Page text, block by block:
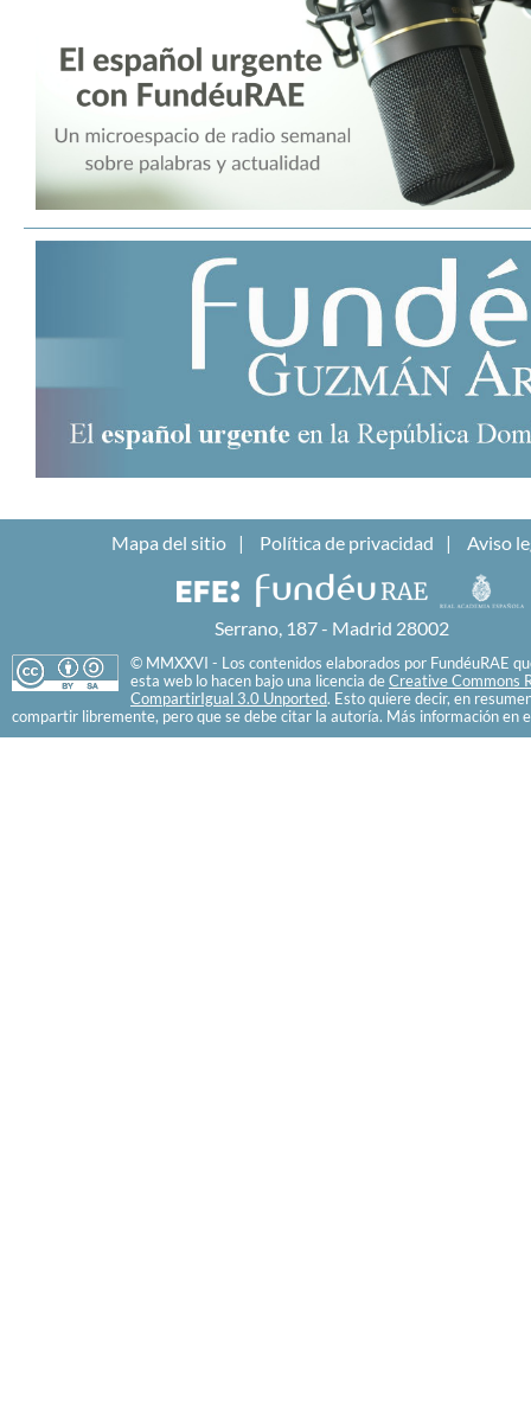
Mapa del sitio Política de privacidad Aviso
Serrano, 187 - Madrid 28002
© MMXXVI - Los contenidos elaborados por FundéuRAE
esta web lo hacen bajo una licencia de Creative Commons
CompartirIgual 3.0 Unported. Esto quiere decir, en
compartir libremente, pero que se debe citar la autoría. Más información en